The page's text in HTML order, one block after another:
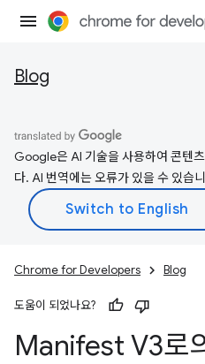
Blog
Google은 AI 기술을 사용하여 콘텐
다. AI 번역에는 오류가 있을 수 있습
Chrome for Developers Blog
도움이 되었나요?
Manifest V3로